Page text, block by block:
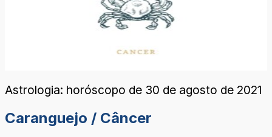
Astrologia: horóscopo de 30 de agosto de 2021
Caranguejo / Câncer